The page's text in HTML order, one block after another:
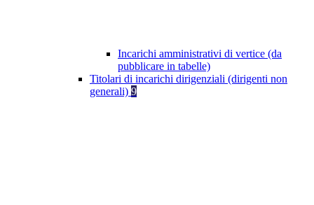
Incarichi amministrativi di vertice (da
pubblicare in tabelle)
Titolari di incarichi dirigenziali (dirigenti non
generali) 9